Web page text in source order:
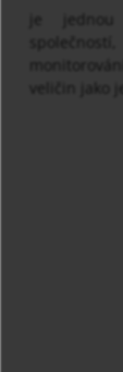
veličin jako